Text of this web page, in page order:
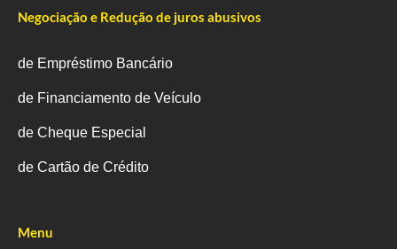
Negociação e Redução de juros abusivos
de Empréstimo Bancário
de Financiamento de Veículo
de Cheque Especial
de Cartão de Crédito
Menu